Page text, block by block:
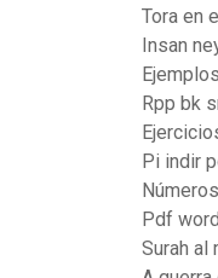
Tora en
Insan
Rpp bk
Pi indir
Pdf
Surah al